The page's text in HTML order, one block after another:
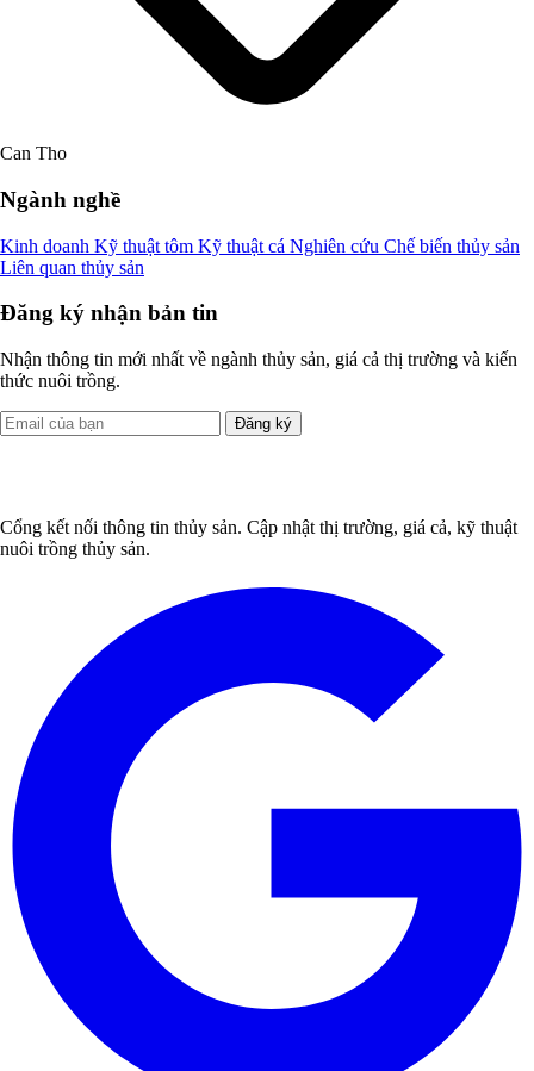
Can Tho
Ngành nghề
Kinh doanh Kỹ thuật tôm Kỹ thuật cá Nghiên cứu Chế biến thủy sản
Liên quan thủy sản
Đăng ký nhận bản tin
Nhận thông tin mới nhất về ngành thủy sản, giá cả thị trường và kiến
thức nuôi trồng.
Đăng ký
Cổng kết nối thông tin thủy sản. Cập nhật thị trường, giá cả, kỹ thuật
nuôi trồng thủy sản.